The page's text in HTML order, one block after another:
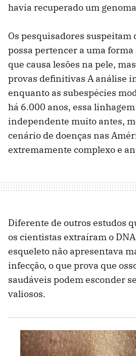
havia recuperado um
Os pesquisadores suspeitam
possa pertencer a uma
que causa lesões na pele,
provas definitivas A análise
enquanto as subespécies
há 6.000 anos, essa
independente muito antes,
cenário de doenças nas
extremamente complexo e
Diferente de outros estudos
os cientistas extraíram o
esqueleto não apresentava
infecção, o que prova que
saudáveis podem esconder
valiosos.